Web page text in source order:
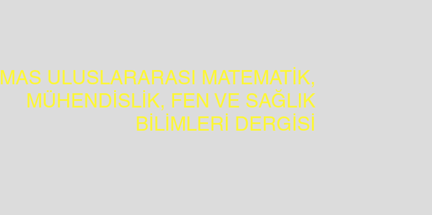
MAS ULUSLARARASI MATEMATİK,
MÜHENDİSLİK, FEN VE SAĞLIK
BİLİMLERİ DERGİSİ